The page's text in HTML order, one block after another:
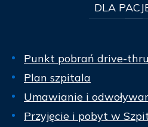
DLA
Punkt pobrań drive-
Plan szpitala
Umawianie i
Przyjęcie i pobyt w